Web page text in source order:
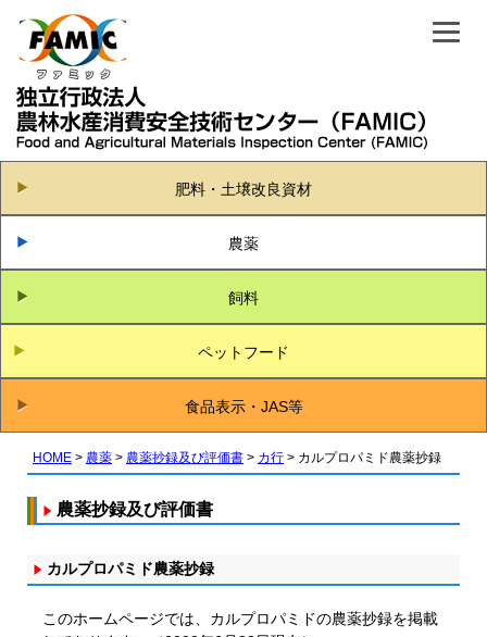
肥料・土壌改良資材
農薬
飼料
ペットフード
食品表示・JAS等
HOME 農薬 農薬抄録及び評価書 カ行 カルプロパミド農薬抄録
農薬抄録及び評価書
カルプロパミド農薬抄録
このホームページでは、カルプロパミドの農薬抄録を掲載